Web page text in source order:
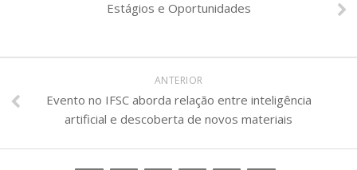
Estágios e Oportunidades
ANTERIOR
Evento no IFSC aborda relação entre inteligência
artificial e descoberta de novos materiais